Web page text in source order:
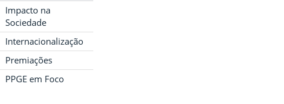
Impacto na
Sociedade
Internacionalização
Premiações
PPGE em Foco